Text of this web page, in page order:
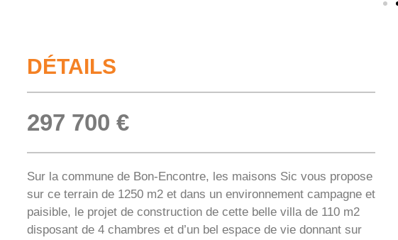
DÉTAILS
297 700 €
Sur la commune de Bon-Encontre, les maisons Sic vous propose
sur ce terrain de 1250 m2 et dans un environnement campagne et
paisible, le projet de construction de cette belle villa de 110 m2
disposant de 4 chambres et d’un bel espace de vie donnant sur